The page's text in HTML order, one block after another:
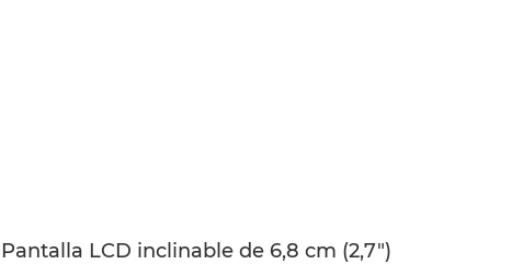
Pantalla LCD inclinable de 6,8 cm (2,7")